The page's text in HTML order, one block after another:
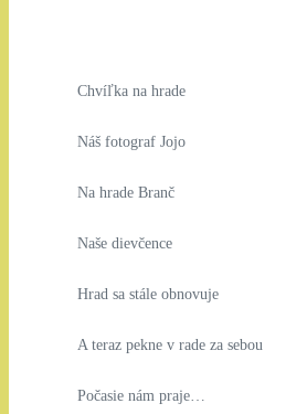
Chvíľka na hrade
Náš fotograf Jojo
Na hrade Branč
Naše dievčence
Hrad sa stále obnovuje
A teraz pekne v rade za sebou
Počasie nám praje…